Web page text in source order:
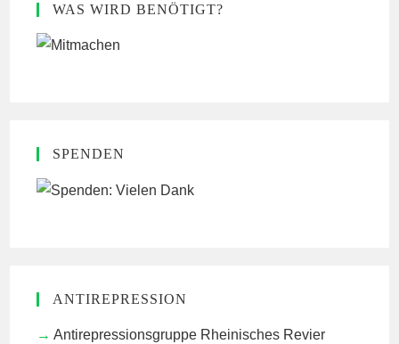
WAS WIRD BENÖTIGT?
SPENDEN
ANTIREPRESSION
Antirepressionsgruppe Rheinisches Revier